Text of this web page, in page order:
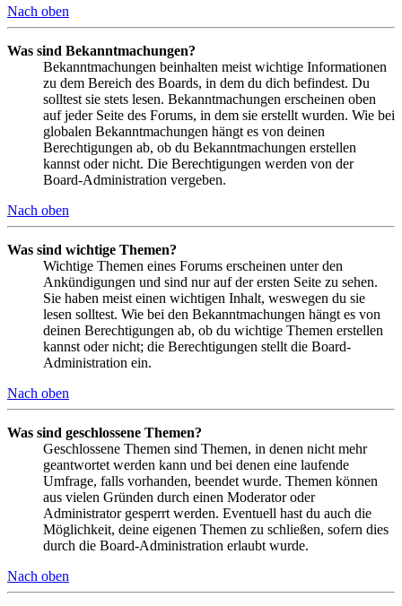
Nach oben
Was sind Bekanntmachungen?
Bekanntmachungen beinhalten meist wichtige Informationen
zu dem Bereich des Boards, in dem du dich befindest. Du
solltest sie stets lesen. Bekanntmachungen erscheinen oben
auf jeder Seite des Forums, in dem sie erstellt wurden. Wie bei
globalen Bekanntmachungen hängt es von deinen
Berechtigungen ab, ob du Bekanntmachungen erstellen
kannst oder nicht. Die Berechtigungen werden von der
Board-Administration vergeben.
Nach oben
Was sind wichtige Themen?
Wichtige Themen eines Forums erscheinen unter den
Ankündigungen und sind nur auf der ersten Seite zu sehen.
Sie haben meist einen wichtigen Inhalt, weswegen du sie
lesen solltest. Wie bei den Bekanntmachungen hängt es von
deinen Berechtigungen ab, ob du wichtige Themen erstellen
kannst oder nicht; die Berechtigungen stellt die Board-
Administration ein.
Nach oben
Was sind geschlossene Themen?
Geschlossene Themen sind Themen, in denen nicht mehr
geantwortet werden kann und bei denen eine laufende
Umfrage, falls vorhanden, beendet wurde. Themen können
aus vielen Gründen durch einen Moderator oder
Administrator gesperrt werden. Eventuell hast du auch die
Möglichkeit, deine eigenen Themen zu schließen, sofern dies
durch die Board-Administration erlaubt wurde.
Nach oben